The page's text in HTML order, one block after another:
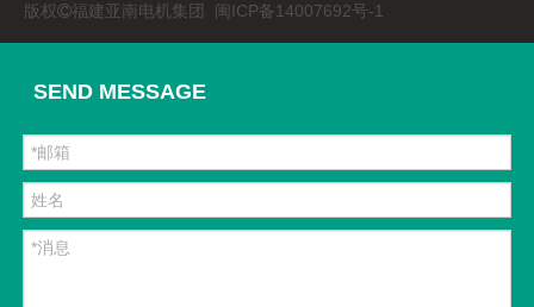
版权福建亚南电机集团 闽ICP备14007692号-1
SEND MESSAGE